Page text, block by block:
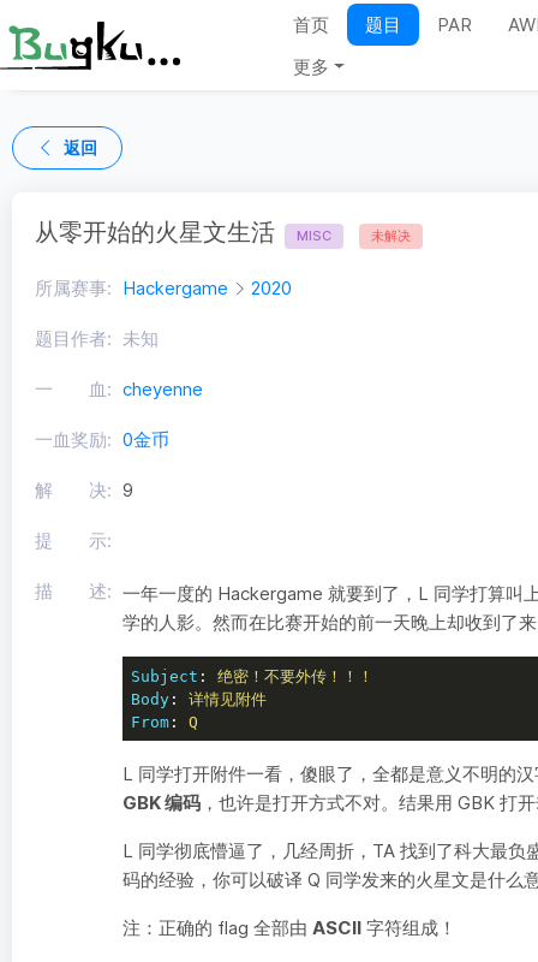
首页 题目 PAR
更多
返回
从零开始的火星文生活 MISC 未解决
所属赛事: Hackergame 2020
题目作者: 未知
一 血: cheyenne
一血奖励: 0金币
解 决: 9
提 示:
描 述: 一年一度的 Hackergame 就要到了，L 同学打算叫
学的人影。然而在比赛开始的前一天晚上却收到了
Subject : 绝密！不要外传！！！
Body: 详情见附件
From: Q
L 同学打开附件一看，傻眼了，全都是意义不明的
GBK 编码 ，也许是打开方式不对。结果用 GBK 打
L 同学彻底懵逼了，几经周折，TA 找到了科大最
码的经验，你可以破译 Q 同学发来的火星文是什么
注：正确的 flag 全部由ASCII 字符组成！